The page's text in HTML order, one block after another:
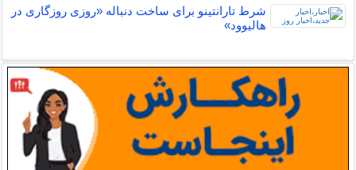
شرط تارانتینو برای ساخت دنباله «روزی روزگاری در
هالیوود»